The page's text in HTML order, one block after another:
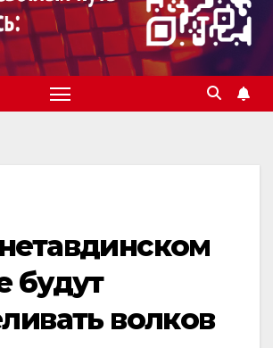
будут
волков